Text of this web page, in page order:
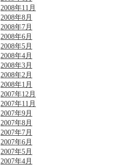
2008年11月
2008年8月
2008年7月
2008年6月
2008年5月
2008年4月
2008年3月
2008年2月
2008年1月
2007年12月
2007年11月
2007年9月
2007年8月
2007年7月
2007年6月
2007年5月
2007年4月